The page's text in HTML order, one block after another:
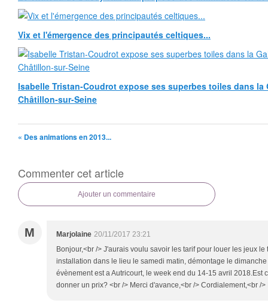
Vix et l'émergence des principautés celtiques...
Isabelle Tristan-Coudrot expose ses superbes toiles dans la
Châtillon-sur-Seine
« Des animations en 2013...
Commenter cet article
Ajouter un commentaire
M Marjolaine 20/11/2017 23:21
Bonjour,<br /> J'aurais voulu savoir les tarif pour louer les jeux
installation dans le lieu le samedi matin, démontage le
évènement est a Autricourt, le week end du 14-15 avril 2018.Est
donner un prix? <br /> Merci d'avance,<br /> Cordialement,<br /